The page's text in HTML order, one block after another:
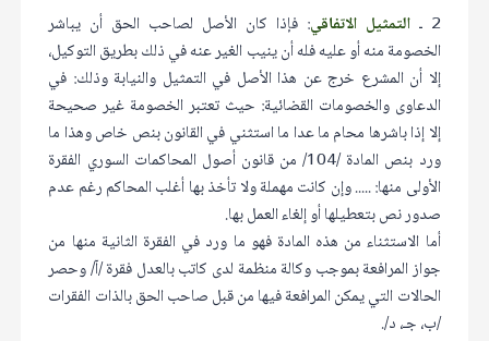
2 ـ
التمثيل الاتفاقي: فإذا كان الأصل لصاحب الحق أن يباشر
الخصومة منه أو عليه فله أن ينيب الغير عنه في ذلك بطريق التوكيل،
إلا أن المشرع خرج عن هذا الأصل في التمثيل والنيابة وذلك: في
الدعاوى والخصومات القضائية: حيث تعتبر الخصومة غير صحيحة
إلا إذا باشرها محام ما عدا ما استثني في القانون بنص خاص وهذا ما
ورد بنص المادة /104/ من قانون أصول المحاكمات السوري الفقرة
الأولى منها: ..... وإن كانت مهملة ولا تأخذ بها أغلب المحاكم رغم عدم
صدور نص بتعطيلها أو إلغاء العمل بها.
أما الاستثناء من هذه المادة فهو ما ورد في الفقرة الثانية منها من
جواز المرافعة بموجب وكالة منظمة لدى كاتب بالعدل فقرة /آ/ وحصر
الحالات التي يمكن المرافعة فيها من قبل صاحب الحق بالذات الفقرات
/ب، جـ، د/.